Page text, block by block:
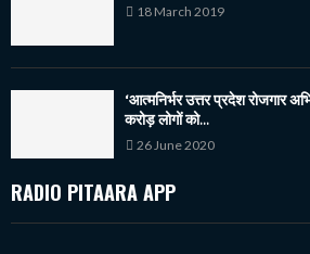
18 March 2019
‘आत्मनिर्भर उत्तर प्रदेश रोजगार
करोड़ लोगों को...
26 June 2020
RADIO PITAARA APP